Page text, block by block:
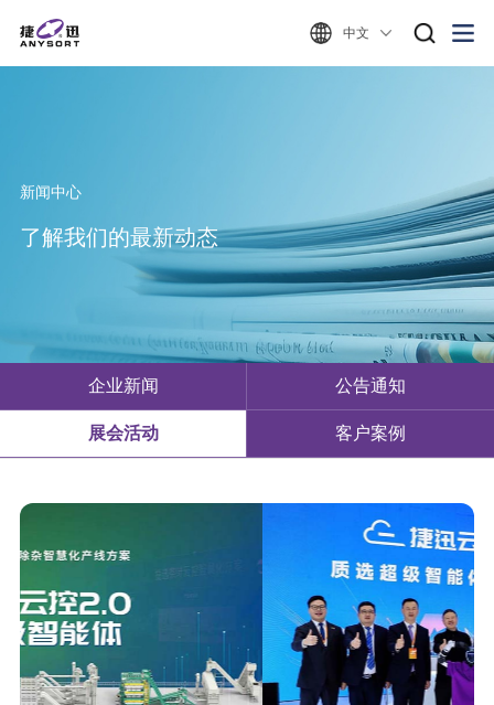
中文
新闻中心
了解我们的最新动态
企业新闻 公告通知
展会活动 客户案例